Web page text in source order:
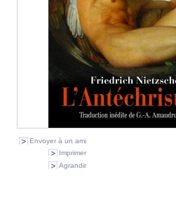
Envoyer à un ami
Imprimer
Agrandir